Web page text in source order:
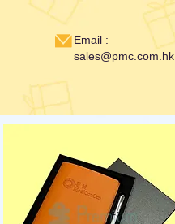
Email :
sales@pmc.com.hk